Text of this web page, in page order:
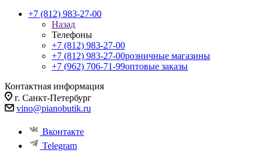
+7 (812) 983-27-00
Назад
Телефоны
+7 (812) 983-27-00
+7 (812) 983-27-00розничные магазины
+7 (962) 706-71-99оптовые заказы
Контактная информация
г. Санкт-Петербург
vino@pianobutik.ru
Вконтакте
Telegram